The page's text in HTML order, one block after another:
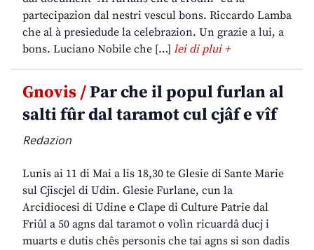
partecipazion dal nestri vescul bons. Riccardo Lamba
che al à presiedude la celebrazion. Un grazie a lui, a
bons. Luciano Nobile che […] lei di plui +
Gnovis /Par che il popul furlan al
salti fûr dal taramot cul cjâf e vîf
Redazion
Lunis ai 11 di Mai a lis 18,30 te Glesie di Sante Marie
sul Cjiscjel di Udin. Glesie Furlane, cun la
Arcidiocesi di Udine e Clape di Culture Patrie dal
Friûl a 50 agns dal taramot o volìn ricuardâ ducj i
muarts e dutis chês personis che tai agns si son dadis